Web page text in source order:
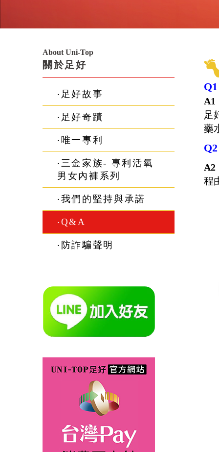
About Uni-Top
關於足好
‧足好故事
‧足好奇蹟
‧唯一專利
‧三金家族- 專利活氧
男女內褲系列
‧我們的堅持與承諾
‧Q&A
‧防詐騙聲明
A1
足
藥
A2
程